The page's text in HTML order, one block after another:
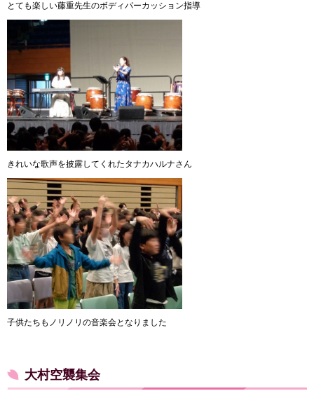
とても楽しい藤重先生のボディパーカッション指導
きれいな歌声を披露してくれたタナカハルナさん
子供たちもノリノリの音楽会となりました
大村空襲集会